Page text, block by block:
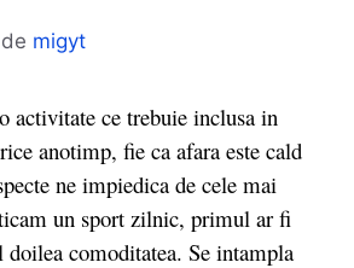
de migyt
ce trebuie inclusa in
anotimp, fie ca afara este cald
ne impiedica de cele mai
un sport zilnic, primul ar fi
comoditatea. Se intampla